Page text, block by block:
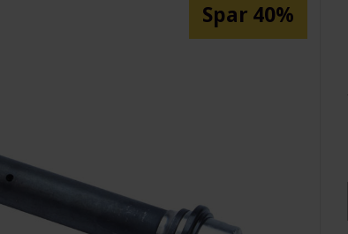
Spar 40%